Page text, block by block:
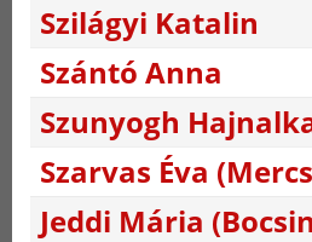
Szilágyi Katalin
Szántó Anna
Szunyogh
Szarvas Éva
Jeddi Mária